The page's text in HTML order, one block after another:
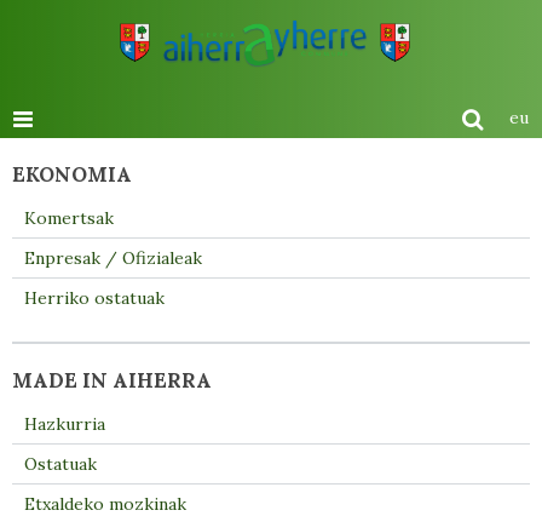
eu
EKONOMIA
Komertsak
Enpresak / Ofizialeak
Herriko ostatuak
MADE IN AIHERRA
Hazkurria
Ostatuak
Etxaldeko mozkinak